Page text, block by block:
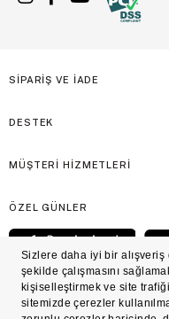
SİPARİŞ VE İADE
DESTEK
MÜŞTERİ HİZMETLERİ
ÖZEL GÜNLER
© Victoria's Secret Shaya
markasıdır. Her hakkı saklıdır.